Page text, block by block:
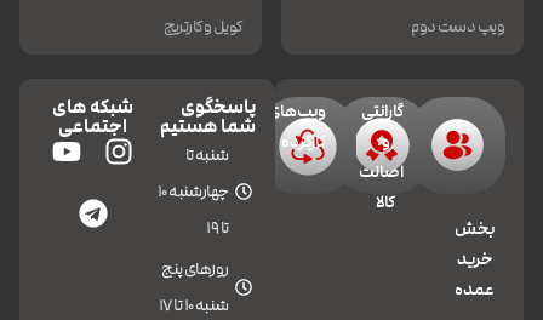
ویپ دست دوم
کویل و کارتریج
بخش
خرید
عمده
گارانتی
و
اصالت
کالا
ویپ‌های
کارکرده
پاسخگوی
شما هستیم
شنبه تا
چهارشنبه 10
تا 19
روزهای پنج
شنبه 10 تا 17
شبکه های
اجتماعی